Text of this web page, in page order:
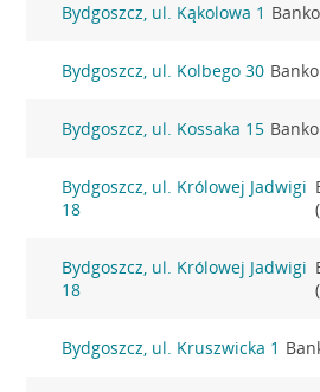
Bydgoszcz, ul. Kąkolowa 1
Bydgoszcz, ul. Kolbego 30
Bydgoszcz, ul. Kossaka 15
Bydgoszcz, ul. Królowej Jadwigi
18
Bydgoszcz, ul. Królowej Jadwigi
18
Bydgoszcz, ul. Kruszwicka 1